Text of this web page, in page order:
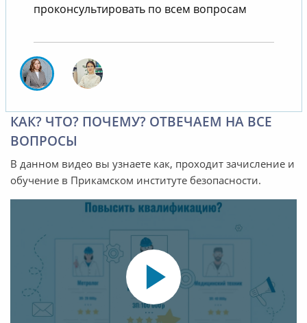
проконсультировать по всем вопросам
КАК? ЧТО? ПОЧЕМУ? ОТВЕЧАЕМ НА ВСЕ
ВОПРОСЫ
В данном видео вы узнаете как, проходит зачисление и
обучение в Прикамском институте безопасности.